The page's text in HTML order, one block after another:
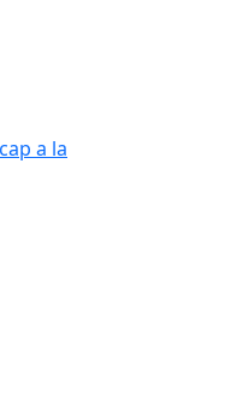
a la Sostenibilitat